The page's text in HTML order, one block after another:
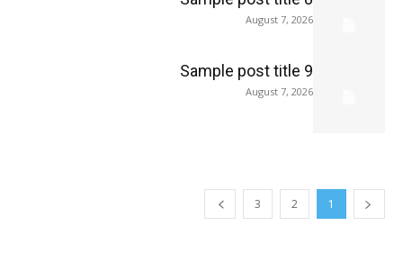
August 7, 2026
Sample post title 9
August 7, 2026
1
2
3